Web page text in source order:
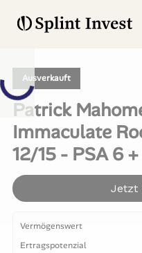
Ausverkauft
Patrick
Immaculate
12/15 - PSA 6
Jetzt
Vermögenswert
Ertragspotenzial